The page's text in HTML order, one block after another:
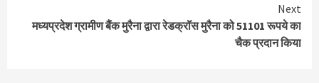
Next
मध्यप्रदेश ग्रामीण बैंक मुरैना द्वारा रेडक्रॉस मुरैना को 51101 रूपये का
चैक प्रदान किया